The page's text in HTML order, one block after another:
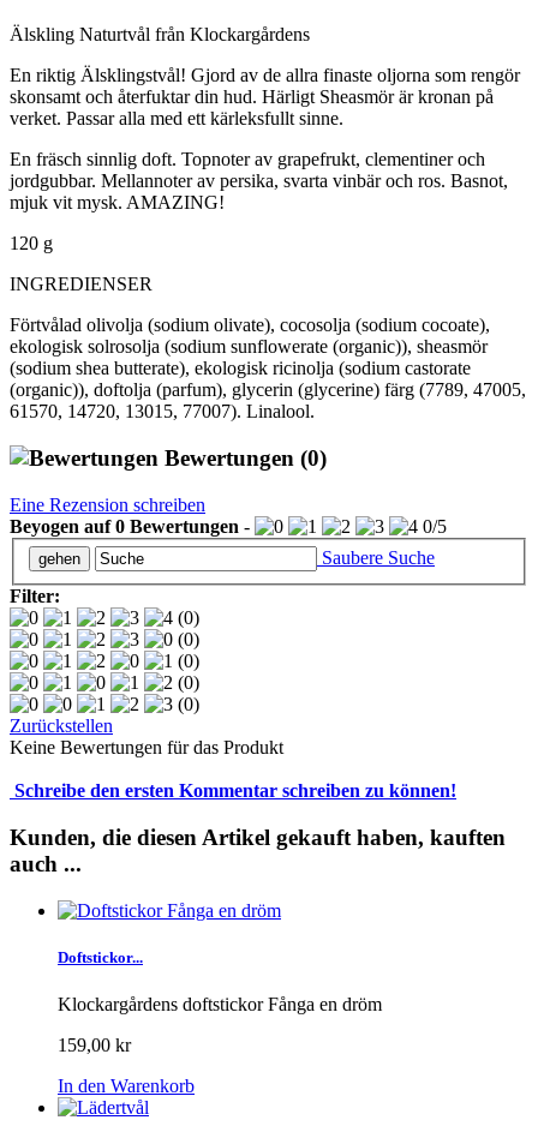
Älskling Naturtvål från Klockargårdens
En riktig Älsklingstvål! Gjord av de allra finaste oljorna som rengör
skonsamt och återfuktar din hud. Härligt Sheasmör är kronan på
verket. Passar alla med ett kärleksfullt sinne.
En fräsch sinnlig doft. Topnoter av grapefrukt, clementiner och
jordgubbar. Mellannoter av persika, svarta vinbär och ros. Basnot,
mjuk vit mysk. AMAZING!
120 g
INGREDIENSER
Förtvålad olivolja (sodium olivate), cocosolja (sodium cocoate),
ekologisk solrosolja (sodium sunflowerate (organic)), sheasmör
(sodium shea butterate), ekologisk ricinolja (sodium castorate
(organic)), doftolja (parfum), glycerin (glycerine) färg (7789, 47005,
61570, 14720, 13015, 77007). Linalool.
Bewertungen (0)
Eine Rezension schreiben
Beyogen auf0 Bewertungen - 0/5
Saubere Suche
Filter:
(0)
(0)
(0)
(0)
(0)
Zurückstellen
Keine Bewertungen für das Produkt
Schreibe den ersten Kommentar schreiben zu können!
Kunden, die diesen Artikel gekauft haben, kauften
auch ...
Doftstickor...
Klockargårdens doftstickor Fånga en dröm
159,00 kr
In den Warenkorb